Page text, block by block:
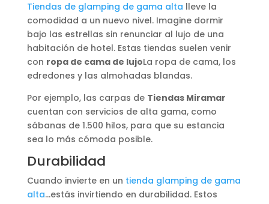
Tiendas de glamping de gama alta lleve la
comodidad a un nuevo nivel. Imagine dormir
bajo las estrellas sin renunciar al lujo de una
habitación de hotel. Estas tiendas suelen venir
con ropa de cama de lujoLa ropa de cama, los
edredones y las almohadas blandas.
Por ejemplo, las carpas de Tiendas Miramar
cuentan con servicios de alta gama, como
sábanas de 1.500 hilos, para que su estancia
sea lo más cómoda posible.
Durabilidad
Cuando invierte en un tienda glamping de gama
alta...estás invirtiendo en durabilidad. Estos